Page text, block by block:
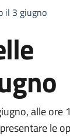
il 3 giugno
alle ore
le